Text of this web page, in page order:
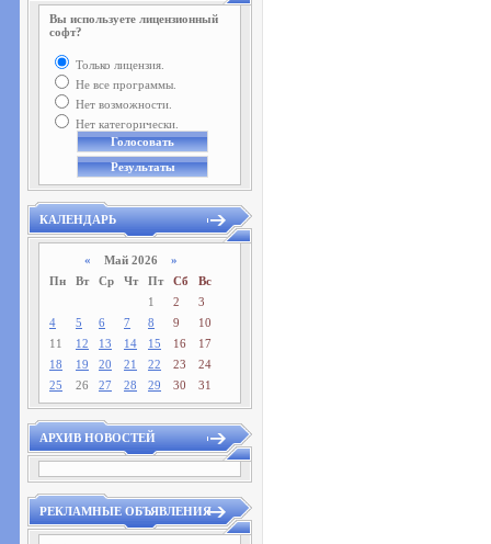
Вы используете лицензионный
софт?
Только лицензия.
Не все программы.
Нет возможности.
Нет категорически.
КАЛЕНДАРЬ
« Май 2026 »
Пн
Вт Ср Чт Пт Сб
Вс
1
2
3
4
5 6 7 8 9
10
11
12 13 14 15 16
17
18
19 20 21 22 23
24
25
26 27 28 29 30 31
АРХИВ НОВОСТЕЙ
РЕКЛАМНЫЕ ОБЪЯВЛЕНИЯ